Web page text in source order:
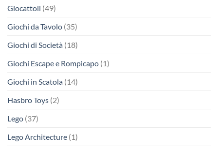
Giocattoli (49)
Giochi da Tavolo (35)
Giochi di Società (18)
Giochi Escape e Rompicapo (1)
Giochi in Scatola (14)
Hasbro Toys (2)
Lego (37)
Lego Architecture (1)